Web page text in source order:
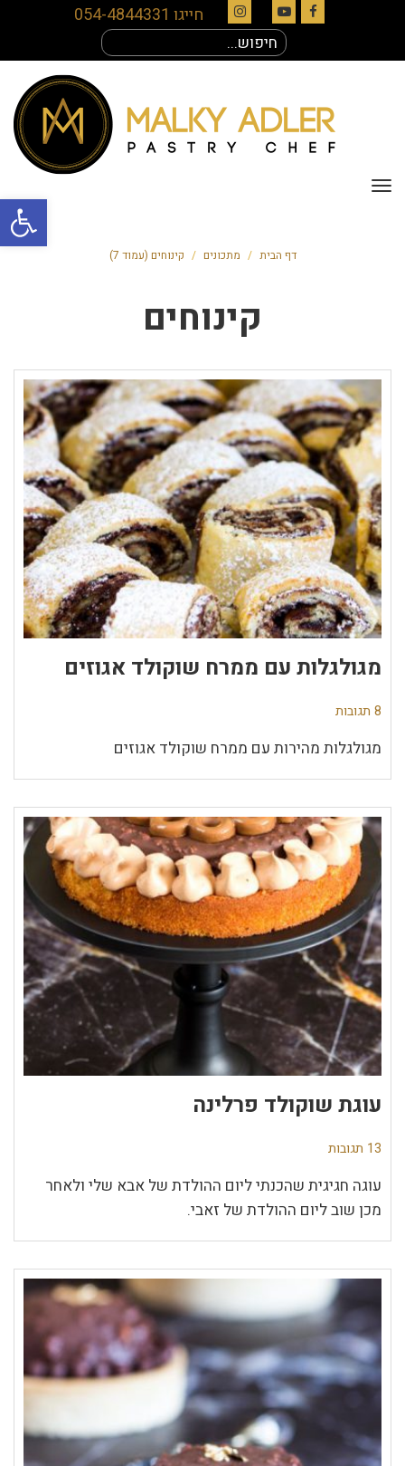
פתח
Facebook
YouTube
Instagram
חייגו 054-4844331
עבור:
תפריט
דף הבית / מתכונים / קינוחים (עמוד 7)
קינוחים
מגולגלות עם ממרח שוקולד אגוזים
8 תגובות
מגולגלות מהירות עם ממרח שוקולד אגוזים
עוגת שוקולד פרלינה
13 תגובות
עוגה חגיגית שהכנתי ליום ההולדת של אבא שלי ולאחר
מכן שוב ליום ההולדת של זאבי.